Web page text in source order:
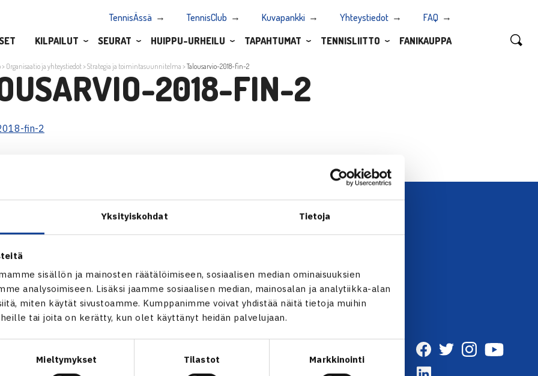
Yksityiskohdat Tietoja
sisällön ja mainosten räätälöimiseen, sosiaalisen median ominaisuuksien
analysoimiseen. Lisäksi jaamme sosiaalisen median, mainosalan ja analytiikka-alan
miten käytät sivustoamme. Kumppanimme voivat yhdistää näitä tietoja muihin
tai joita on kerätty, kun olet käyttänyt heidän palvelujaan.
Mieltymykset Tilastot Markkinointi
TennisÄssä TennisClub Kuvapankki Yhteystiedot
FAQ
KILPAILUT SEURAT HUIPPU-URHEILU TAPAHTUMAT TENNISLIITTO FANIKAUPPA
> Organisaatio ja yhteystiedot>Strategia ja toimintasuunnitelma >Talousarvio-2018-fin-2
2018-FIN-2
fin-2
tie 1,
ALOITA HARRASTUS →
VASTUULLISUUSOHJELMA →
KUVAPANKKI →
FAQ – USEIN KYSYTYT KYSYMYKSET
→
EVÄSTEET →
TILAA UUTISKIRJE →